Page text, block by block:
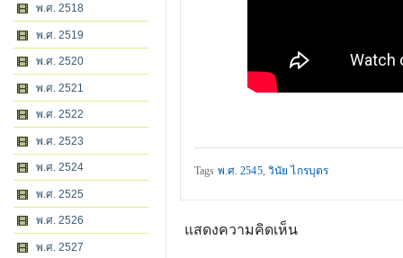
พ.ศ. 2518
พ.ศ. 2519
พ.ศ. 2520
พ.ศ. 2521
พ.ศ. 2522
พ.ศ. 2523
พ.ศ. 2524
พ.ศ. 2525
พ.ศ. 2526
พ.ศ. 2527
Tags พ.ศ. 2545, วินัย ไกรบุตร
แสดงความคิดเห็น